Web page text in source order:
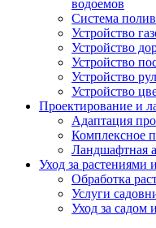
водоемов
Система
Устройство
Устройство
Устройство
Устройство
Устройство
Проектирование и
Адаптация
Комплексное
Ландшафтная
Уход за растениями
Обработка
Услуги
Уход за садом